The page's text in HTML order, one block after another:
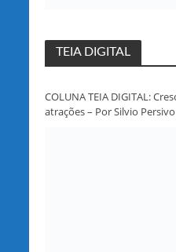
TEIA DIGITAL
COLUNA TEIA DIGITAL:
atrações – Por Silvio Persivo